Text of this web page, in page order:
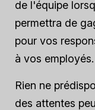
de l'équipe
permettra de
pour vos
à vos employés.
Rien ne
des attentes